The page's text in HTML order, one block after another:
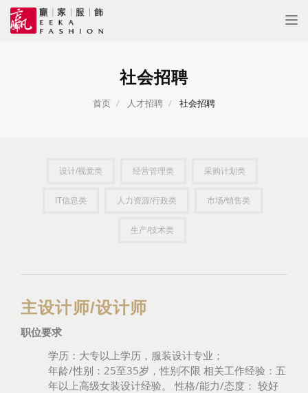
社会招聘
首页 人才招聘 社会招聘
设计/视觉类 经营管理类 采购计划类
IT信息类 人力资源/行政类 市场/销售类
生产/技术类
主设计师/设计师
职位要求
学历：大专以上学历，服装设计专业；
年龄/性别：25至35岁，性别不限 相关工作经验：五
年以上高级女装设计经验。 性格/能力/态度： 较好